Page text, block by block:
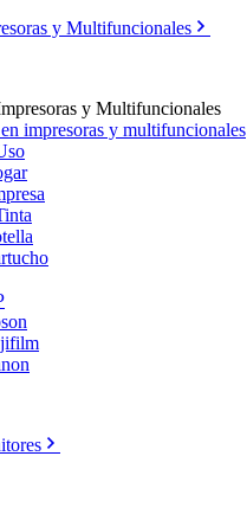
y Multifuncionales
y Multifuncionales
impresoras y multifuncionales